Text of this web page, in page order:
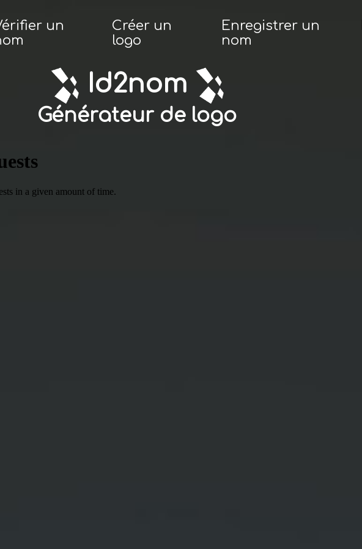
un
Créer un
logo
Enregistrer un
nom
Id2nom
Générateur de logo